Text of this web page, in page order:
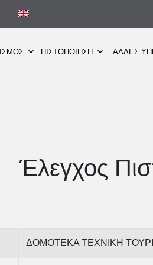
ΠΙΣΤΟΠΟΙΗΣΗ ΑΛΛΕΣ
Έλεγχος
ΔΟΜΟΤΕΚΑ ΤΕΧΝΙΚΗ